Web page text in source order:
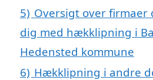
5) Oversigt over
dig med hækklipning i
Hedensted kommune
6) Hækklipning i andre